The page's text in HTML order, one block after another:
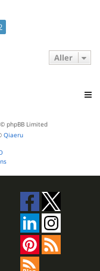
Aller
phpBB Limited
Qiaeru